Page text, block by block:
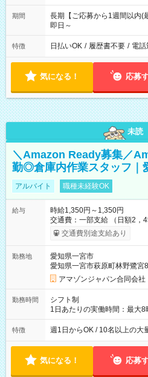
期間
長期【ご応募から1週間以内(
即日～
特徴 日払いOK / 履歴書不要 / 電話
気になる！ 応募
未読
＼Amazon Ready募集／
勤◎倉庫内作業スタッフ｜
アルバイト 職種未経験OK
給与
時給1,350円～1,350円
交通費：一部支給 （日額2，
実費支給） ※22:00～翌5:00までは時給25%UP！ ■給与前払い
制度あり ※前払い額の上限
交通費別途支給あり
勤務地
愛知県一宮市
愛知県一宮市萩原町林野鷺宮
アマゾンジャパン合同会社
勤務時間
シフト制
1日あたりの実働時間：最大8
社後、就業可能シフトをご確
特徴 週1日からOK / 10名以上の大
気になる！ 応募